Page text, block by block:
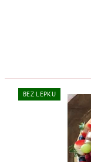
BEZ LEPKU